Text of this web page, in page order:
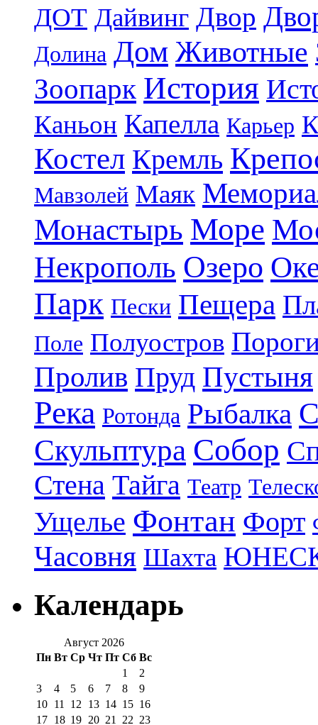
ДОТ Дайвинг Двор
Долина Дом Животные
Зоопарк История
Каньон Капелла Карьер
Костел Кремль
Мавзолей Маяк
Монастырь Море
Некрополь Озеро
Парк Пески Пещера
Поле Полуостров
Пролив Пруд Пустыня
Река Ротонда Рыбалка
Скульптура Собор
Стена Тайга Театр
Ущелье Фонтан Форт
Часовня Шахта
Календарь
Август 2026
Пн Вт Ср Чт Пт Сб Вс
1
2
3
4 5 6 7 8
9
10 11 12 13 14 15 16
17 18 19 20 21 22 23